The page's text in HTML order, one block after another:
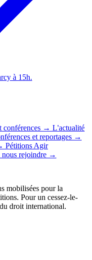
à 15h.
conférences → L'actualité
et reportages →
Pétitions Agir
rejoindre →
mobilisées pour la
Pour un cessez-le-
droit international.